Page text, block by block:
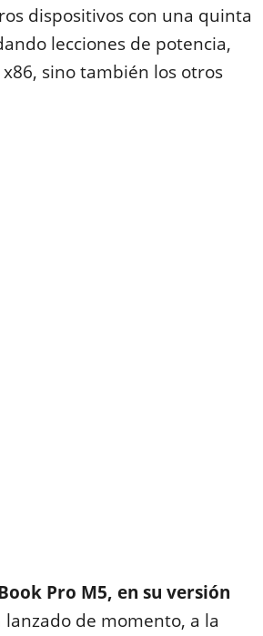
dispositivos con una quinta
lecciones de potencia,
sino también los otros
Pro M5, en su versión
de momento, a la